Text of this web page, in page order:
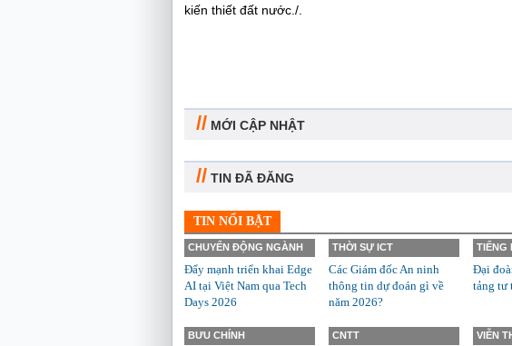
kiến thiết đất nước./.
// MỚI CẬP NHẬT
// TIN ĐÃ ĐĂNG
TIN NỔI BẬT
CHUYỂN ĐỘNG NGÀNH
Đẩy mạnh triển khai Edge
AI tại Việt Nam qua Tech
Days 2026
THỜI SỰ ICT
Các Giám đốc An ninh
thông tin dự đoán gì về
năm 2026?
TIẾNG
Đại
tảng tư
BƯU CHÍNH CNTT VIỄN